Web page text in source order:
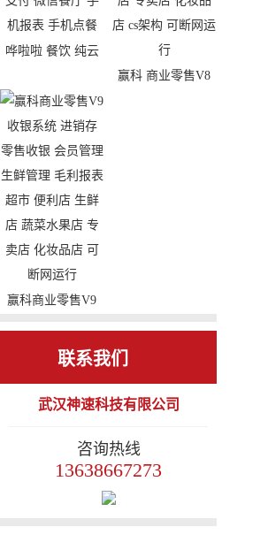
哗啦啦 餐饮 纯云
小型连锁餐饮 功能
强大 外卖 微信会
员 小程序 扫码支
付 微信餐厅 手机
报表 手机点餐
赢科 商业零售V8
赢科商业零售V9
零售收银 会员管理
超市 便利店 生鲜
卖店 化妆品店 可
联系我们
武汉神速科技有限公司
咨询热线
13638667273